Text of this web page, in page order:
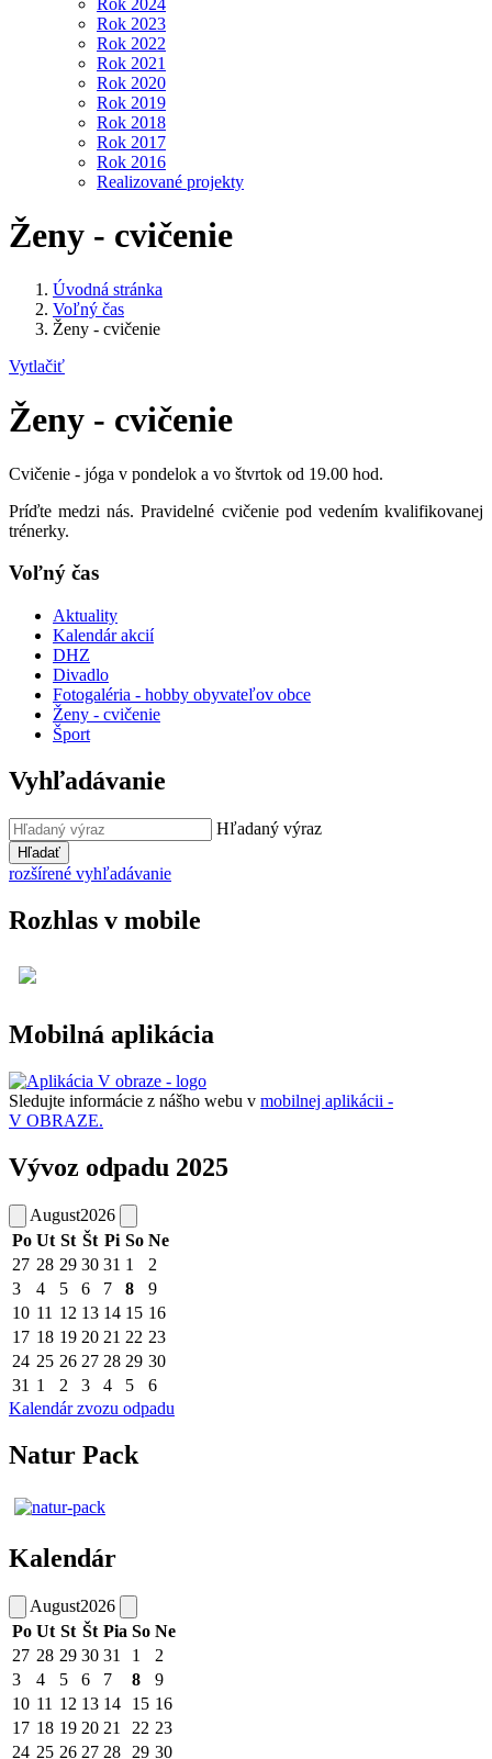
Rok 2024
Rok 2023
Rok 2022
Rok 2021
Rok 2020
Rok 2019
Rok 2018
Rok 2017
Rok 2016
Realizované projekty
Ženy - cvičenie
Úvodná stránka
Voľný čas
Ženy - cvičenie
Vytlačiť
Ženy - cvičenie
Cvičenie - jóga v pondelok a vo štvrtok od 19.00 hod.
Príďte medzi nás. Pravidelné cvičenie pod vedením kvalifikovanej
trénerky.
Voľný čas
Aktuality
Kalendár akcií
DHZ
Divadlo
Fotogaléria - hobby obyvateľov obce
Ženy - cvičenie
Šport
Vyhľadávanie
Hľadaný výraz
Hľadať
rozšírené vyhľadávanie
Rozhlas v mobile
Mobilná aplikácia
Sledujte informácie z nášho webu v mobilnej aplikácii -
V OBRAZE.
Vývoz odpadu 2025
August2026
Po Ut St Št Pi So Ne
27 28 29 30 31 1
2
3
4 5 6 7 8
9
10 11 12 13 14 15 16
17 18 19 20 21 22 23
24 25 26 27 28 29 30
31 1 2 3 4 5
6
Kalendár zvozu odpadu
Natur Pack
Kalendár
August2026
Po Ut St Št Pia So Ne
27 28 29 30 31 1
2
3
4 5 6 7 8
9
10 11 12 13 14 15 16
17 18 19 20 21 22 23
24 25 26 27 28 29 30